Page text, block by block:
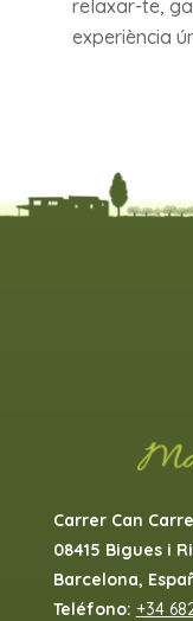
relaxar-te,
experiència
Carrer Can
08415 Bigues i
Barcelona,
Teléfono: +34